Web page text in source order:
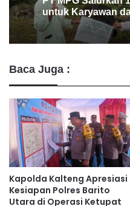
BRI Muara Teweh
Baca Juga :
Kapolda Kalteng Apresiasi
Kesiapan Polres Barito
Utara di Operasi Ketupat